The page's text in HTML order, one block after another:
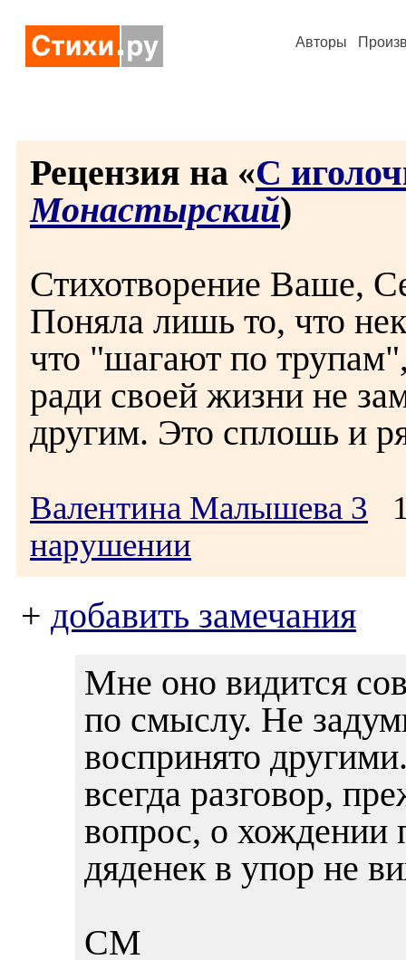
Авторы
Рецензия на «С
Монастырский)
Стихотворение Ваше,
Поняла лишь то, что
что "шагают по трупам",
ради своей жизни не
другим. Это сплошь и
Валентина Малышева 3
нарушении
+ добавить замечания
Мне оно видится
по смыслу. Не
воспринято
всегда разговор,
вопрос, о хождении
дяденек в упор не
СМ